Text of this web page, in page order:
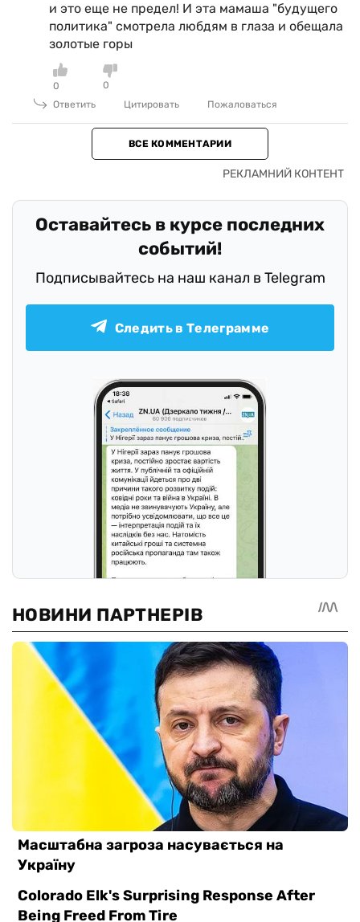
и это еще не предел! И эта мамаша "будущего
политика" смотрела любдям в глаза и обещала
золотые горы
0
0
Ответить
Цитировать Пожаловаться
ВСЕ КОММЕНТАРИИ
Оставайтесь в курсе последних
событий!
Подписывайтесь на наш канал в Telegram
Следить в Телеграмме